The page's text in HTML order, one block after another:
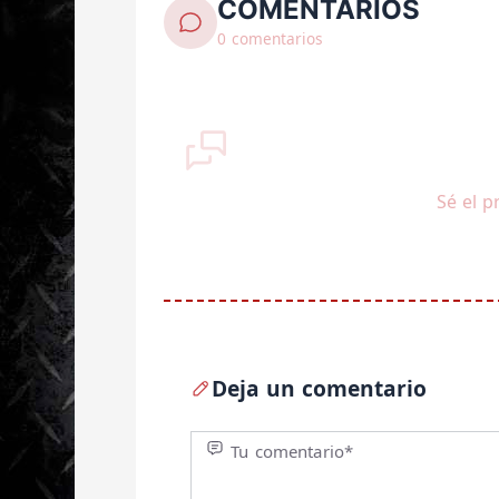
COMENTARIOS
0 comentarios
Sé el
Deja un comentario
Tu comentario*